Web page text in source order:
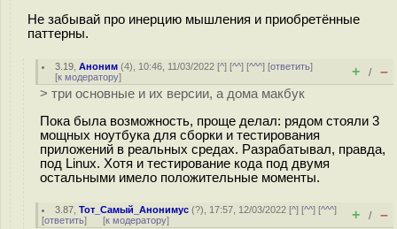
Не забывай про инерцию мышления и приобретённые
паттерны.
3.19 ,Аноним (4), 10:46, 11/03/2022 [^] [^^] [^^^] [ответить]
[к модератору] + / –
> три основные и их версии, а дома макбук
Пока была возможность, проще делал: рядом стояли 3
мощных ноутбука для сборки и тестирования
приложений в реальных средах. Разрабатывал, правда,
под Linux. Хотя и тестирование кода под двумя
остальными имело положительные моменты.
3.87 ,Тот_Самый_Анонимус (?), 17:57, 12/03/2022 [^] [^^] [^^^]
[ответить] [к модератору] + / –